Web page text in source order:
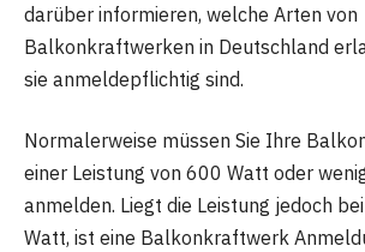
darüber informieren, welche Arten von
Balkonkraftwerken in Deutschland
sie anmeldepflichtig sind.
Normalerweise müssen Sie Ihre
einer Leistung von 600 Watt oder
anmelden. Liegt die Leistung jedoch
Watt, ist eine Balkonkraftwerk